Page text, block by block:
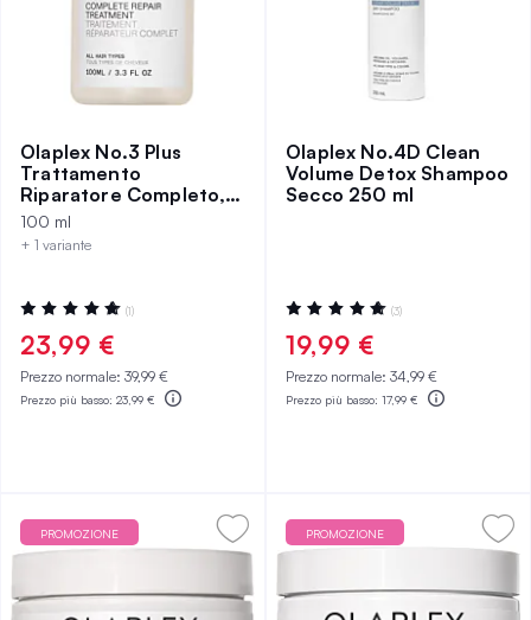
Olaplex No.3 Plus
Trattamento
Riparatore Completo,
100ml
100 ml
+ 1 variante
Valutazione:
100%
(1)
23,99 €
Prezzo normale: 39,99 €
Prezzo più basso: 23,99 €
Olaplex No.4D Clean
Volume Detox Shampoo
Secco 250 ml
Valutazione:
100%
(3)
19,99 €
Prezzo normale: 34,99 €
Prezzo più basso: 17,99 €
PROMOZIONE PROMOZIONE